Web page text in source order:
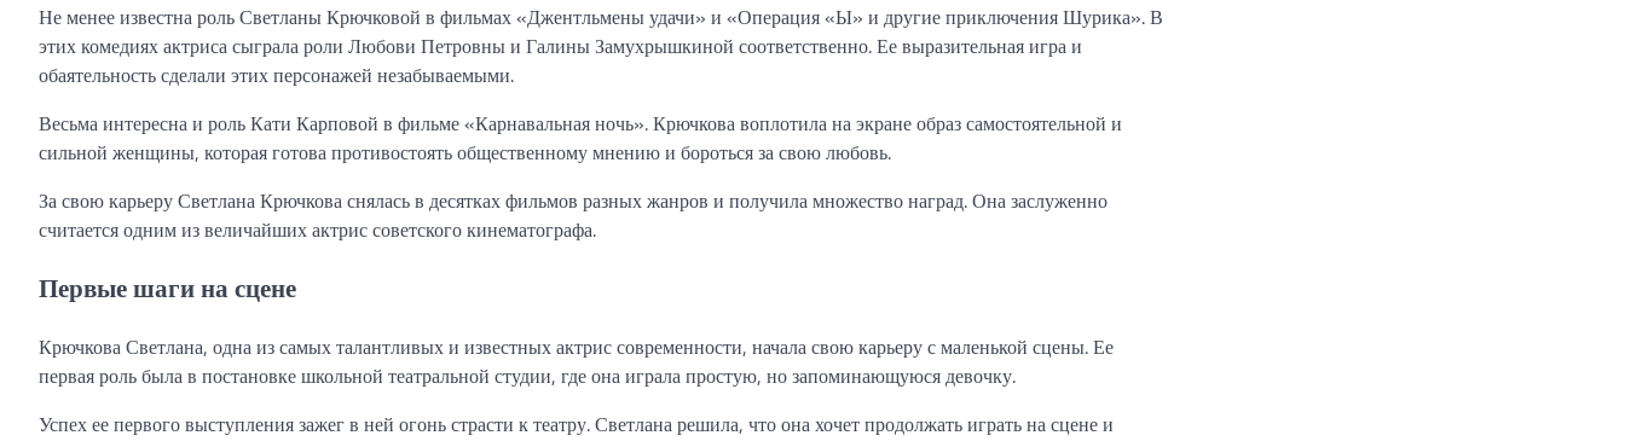
Не менее известна роль Светланы Крючковой в фильмах «Джентльмены удачи» и «Операция «Ы» и другие приключения Шурика». В
этих комедиях актриса сыграла роли Любови Петровны и Галины Замухрышкиной соответственно. Ее выразительная игра и
обаятельность сделали этих персонажей незабываемыми.
Весьма интересна и роль Кати Карповой в фильме «Карнавальная ночь». Крючкова воплотила на экране образ самостоятельной и
сильной женщины, которая готова противостоять общественному мнению и бороться за свою любовь.
За свою карьеру Светлана Крючкова снялась в десятках фильмов разных жанров и получила множество наград. Она заслуженно
считается одним из величайших актрис советского кинематографа.
Первые шаги на сцене
Крючкова Светлана, одна из самых талантливых и известных актрис современности, начала свою карьеру с маленькой сцены. Ее
первая роль была в постановке школьной театральной студии, где она играла простую, но запоминающуюся девочку.
Успех ее первого выступления зажег в ней огонь страсти к театру. Светлана решила, что она хочет продолжать играть на сцене и